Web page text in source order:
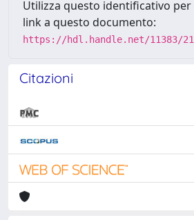
Utilizza questo identificativo
link a questo documento:
https://hdl.handle.net/11383/
Citazioni